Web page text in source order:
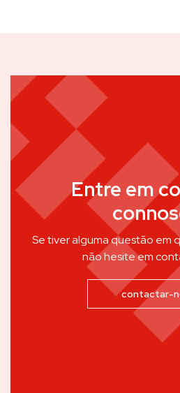
Entre em
Se tiver alguma questão em
não hesite em
contactar-